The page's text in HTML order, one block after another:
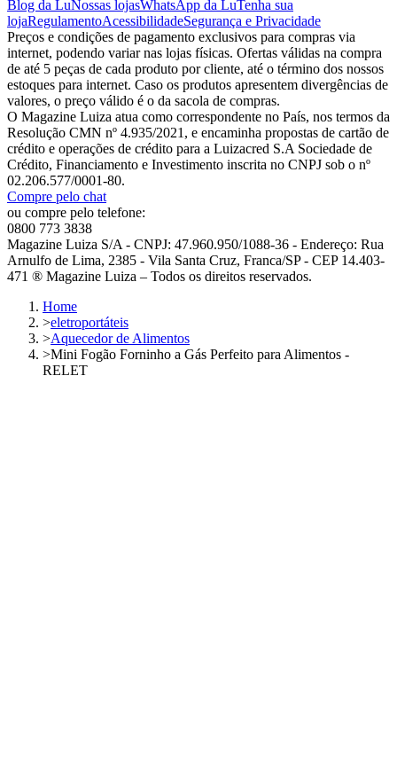
Blog da LuNossas lojasWhatsApp da LuTenha sua
lojaRegulamentoAcessibilidadeSegurança e Privacidade
Preços e condições de pagamento exclusivos para compras via
internet, podendo variar nas lojas físicas. Ofertas válidas na compra
de até 5 peças de cada produto por cliente, até o término dos nossos
estoques para internet. Caso os produtos apresentem divergências de
valores, o preço válido é o da sacola de compras.
O Magazine Luiza atua como correspondente no País, nos termos da
Resolução CMN nº 4.935/2021, e encaminha propostas de cartão de
crédito e operações de crédito para a Luizacred S.A Sociedade de
Crédito, Financiamento e Investimento inscrita no CNPJ sob o nº
02.206.577/0001-80.
Compre pelo chat
ou compre pelo telefone:
0800 773 3838
Magazine Luiza S/A - CNPJ: 47.960.950/1088-36 - Endereço: Rua
Arnulfo de Lima, 2385 - Vila Santa Cruz, Franca/SP - CEP 14.403-
471 ® Magazine Luiza – Todos os direitos reservados.
Home
>eletroportáteis
>Aquecedor de Alimentos
>Mini Fogão Forninho a Gás Perfeito para Alimentos -
RELET